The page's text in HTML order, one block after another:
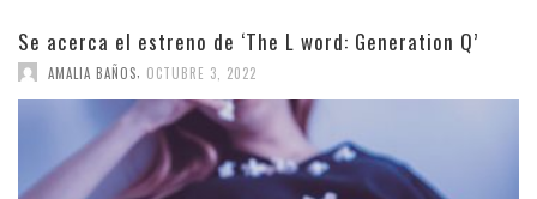
Se acerca el estreno de ‘The L word: Generation Q’
AMALIA BAÑOS OCTUBRE 3, 2022